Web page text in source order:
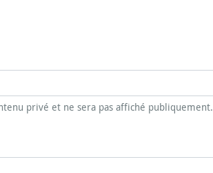
privé et ne sera pas affiché publiquement.